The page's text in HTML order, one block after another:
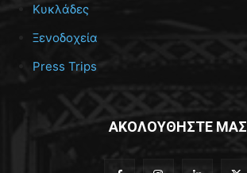
Κυκλάδες
Ξενοδοχεία
Press Trips
ΑΚΟΛΟΥΘΗΣΤΕ ΜΑΣ